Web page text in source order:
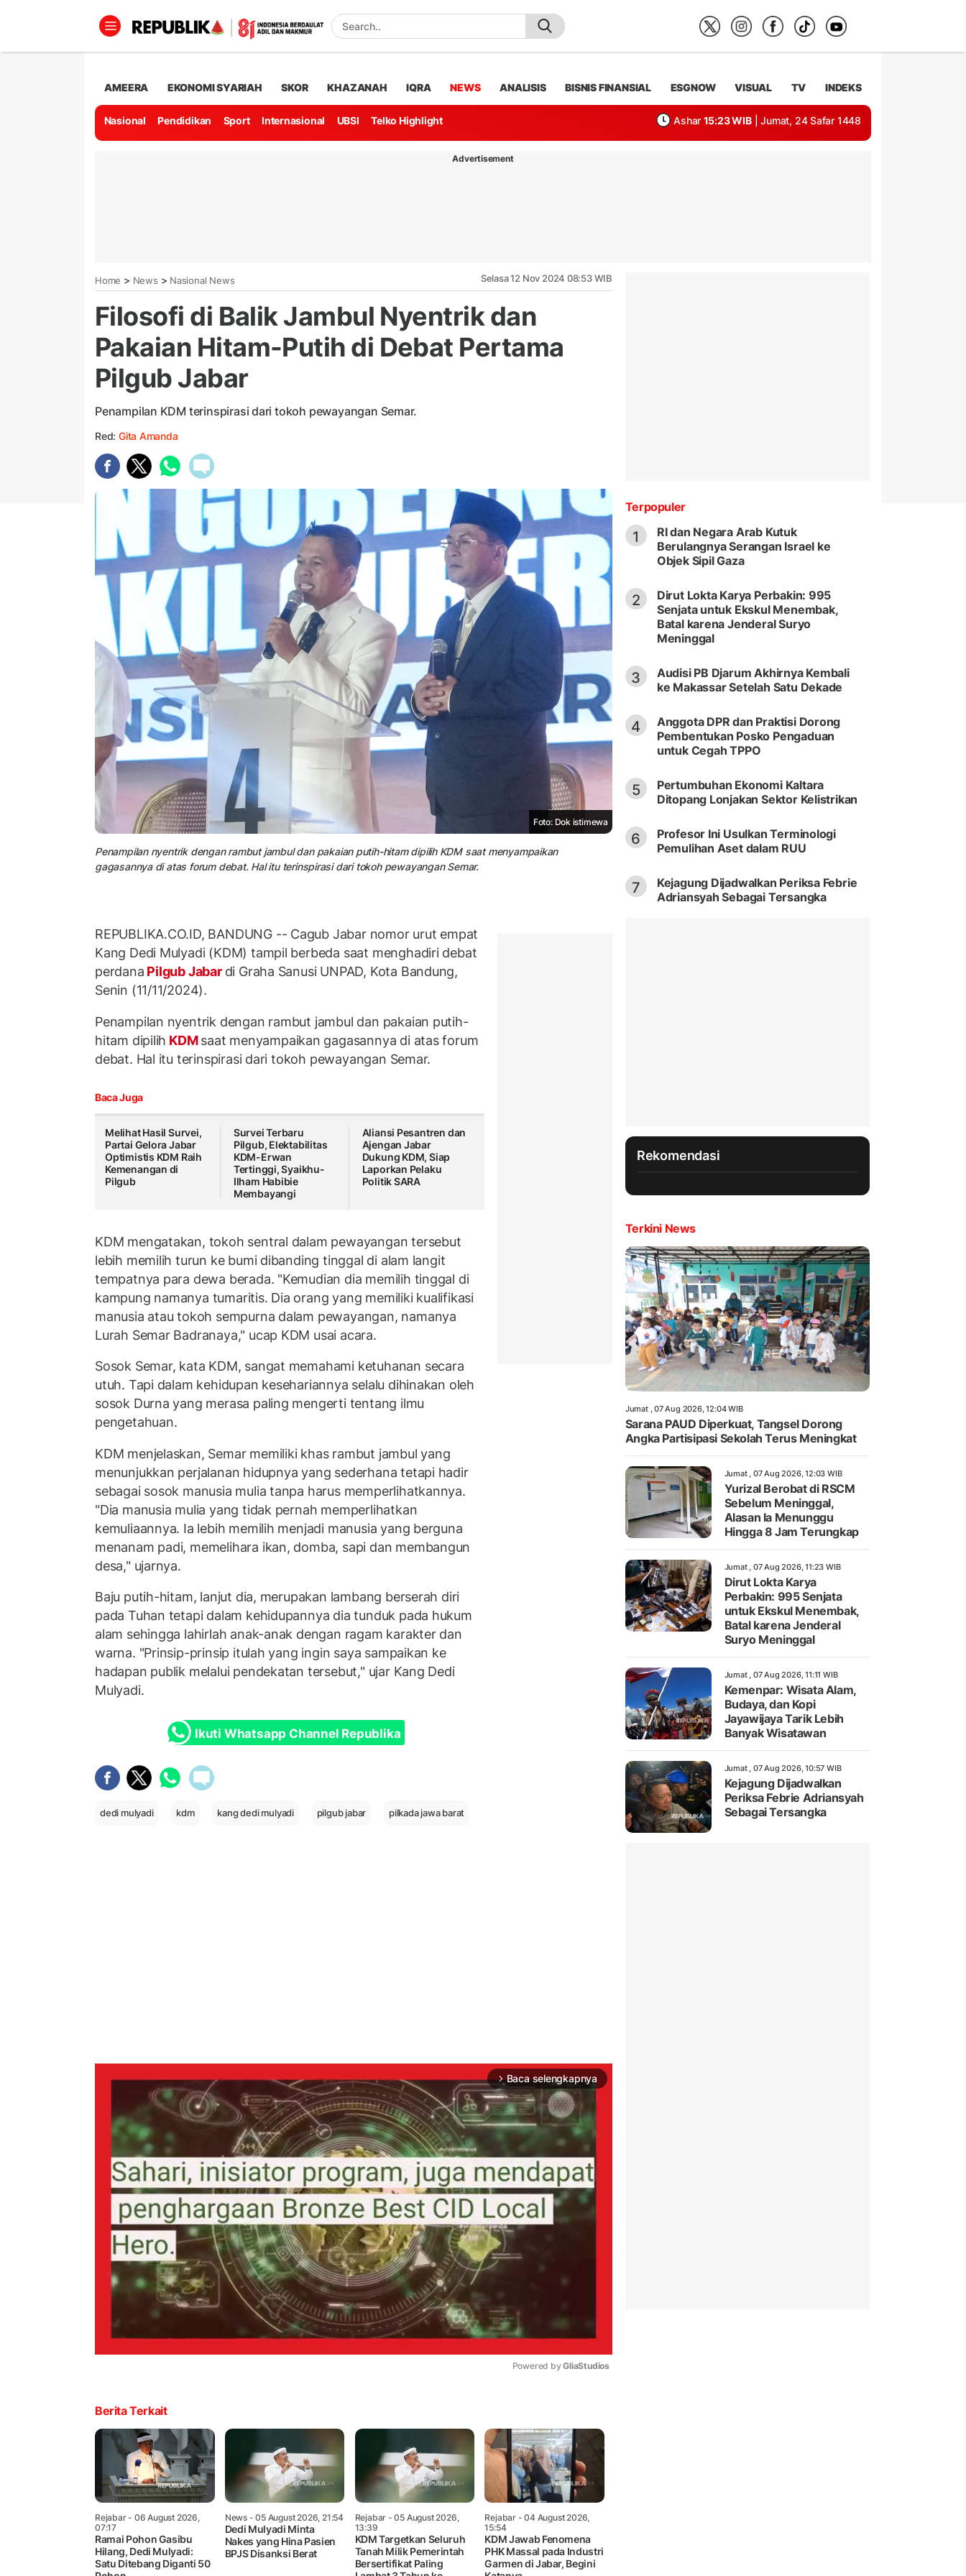
AMEERA EKONOMI SYARIAH SKOR KHAZANAH IQRA NEWS ANALISIS BISNIS FINANSIAL ESGNOW VISUAL TV INDEKS
Nasional Pendidikan Sport Internasional UBSI Telko Highlight Ashar 15:23 WIB | Jumat, 24 Safar 1448
Advertisement
Home > News > Nasional News Selasa 12 Nov 2024 08:53 WIB
Filosofi di Balik Jambul Nyentrik dan
Pakaian Hitam-Putih di Debat Pertama
Pilgub Jabar
Penampilan KDM terinspirasi dari tokoh pewayangan Semar.
Red: Gita Amanda
Foto: Dok istimewa
Penampilan nyentrik dengan rambut jambul dan pakaian putih-hitam dipilih KDM saat menyampaikan
gagasannya di atas forum debat. Hal itu terinspirasi dari tokoh pewayangan Semar.
REPUBLIKA.CO.ID, BANDUNG -- Cagub Jabar nomor urut empat
Kang Dedi Mulyadi (KDM) tampil berbeda saat menghadiri debat
perdana Pilgub Jabar di Graha Sanusi UNPAD, Kota Bandung,
Senin (11/11/2024).
Penampilan nyentrik dengan rambut jambul dan pakaian putih-
hitam dipilih KDMsaat menyampaikan gagasannya di atas forum
debat. Hal itu terinspirasi dari tokoh pewayangan Semar.
Baca Juga
Melihat Hasil Survei,
Partai Gelora Jabar
Optimistis KDM Raih
Kemenangan di
Pilgub
Survei Terbaru
Pilgub, Elektabilitas
KDM-Erwan
Tertinggi, Syaikhu-
Ilham Habibie
Membayangi
Aliansi Pesantren dan
Ajengan Jabar
Dukung KDM, Siap
Laporkan Pelaku
Politik SARA
KDM mengatakan, tokoh sentral dalam pewayangan tersebut
lebih memilih turun ke bumi dibanding tinggal di alam langit
tempatnya para dewa berada. "Kemudian dia memilih tinggal di
kampung namanya tumaritis. Dia orang yang memiliki kualifikasi
manusia atau tokoh sempurna dalam pewayangan, namanya
Lurah Semar Badranaya," ucap KDM usai acara.
Sosok Semar, kata KDM, sangat memahami ketuhanan secara
utuh. Tapi dalam kehidupan kesehariannya selalu dihinakan oleh
sosok Durna yang merasa paling mengerti tentang ilmu
pengetahuan.
KDM menjelaskan, Semar memiliki khas rambut jambul yang
menunjukkan perjalanan hidupnya yang sederhana tetapi hadir
sebagai sosok manusia mulia tanpa harus memperlihatkannya.
"Dia manusia mulia yang tidak pernah memperlihatkan
kemuliaannya. Ia lebih memilih menjadi manusia yang berguna
menanam padi, memelihara ikan, domba, sapi dan membangun
desa," ujarnya.
Baju putih-hitam, lanjut dia, merupakan lambang berserah diri
pada Tuhan tetapi dalam kehidupannya dia tunduk pada hukum
alam sehingga lahirlah anak-anak dengan ragam karakter dan
warna. "Prinsip-prinsip itulah yang ingin saya sampaikan ke
hadapan publik melalui pendekatan tersebut," ujar Kang Dedi
Mulyadi.
Ikuti Whatsapp Channel Republika
dedi mulyadi kdm kang dedi mulyadi pilgub jabar pilkada jawa barat
arrow_forward_ios Baca selengkapnya
Powered by GliaStudios
Berita Terkait
Rejabar- 06 August 2026,
07:17
Ramai Pohon Gasibu
Hilang, Dedi Mulyadi:
Satu Ditebang Diganti 50
News- 05 August 2026, 21:54
Dedi Mulyadi Minta
Nakes yang Hina Pasien
BPJS Disanksi Berat
Rejabar - 05 August 2026,
13:39
KDM Targetkan Seluruh
Tanah Milik Pemerintah
Bersertifikat Paling
Rejabar- 04 August 2026,
15:54
KDM Jawab Fenomena
PHK Massal pada Industri
Garmen di Jabar, Begini
Terpopuler
1
RI dan Negara Arab Kutuk
Berulangnya Serangan Israel ke
Objek Sipil Gaza
2
Dirut Lokta Karya Perbakin: 995
Senjata untuk Ekskul Menembak,
Batal karena Jenderal Suryo
Meninggal
3
Audisi PB Djarum Akhirnya Kembali
ke Makassar Setelah Satu Dekade
4
Anggota DPR dan Praktisi Dorong
Pembentukan Posko Pengaduan
untuk Cegah TPPO
5
Pertumbuhan Ekonomi Kaltara
Ditopang Lonjakan Sektor Kelistrikan
6
Profesor Ini Usulkan Terminologi
Pemulihan Aset dalam RUU
7
Kejagung Dijadwalkan Periksa Febrie
Adriansyah Sebagai Tersangka
Rekomendasi
Terkini News
Jumat , 07 Aug 2026, 12:04 WIB
Sarana PAUD Diperkuat, Tangsel Dorong
Angka Partisipasi Sekolah Terus Meningkat
Jumat , 07 Aug 2026, 12:03 WIB
Yurizal Berobat di RSCM
Sebelum Meninggal,
Alasan Ia Menunggu
Hingga 8 Jam Terungkap
Jumat , 07 Aug 2026, 11:23 WIB
Dirut Lokta Karya
Perbakin: 995 Senjata
untuk Ekskul Menembak,
Batal karena Jenderal
Suryo Meninggal
Jumat , 07 Aug 2026, 11:11 WIB
Kemenpar: Wisata Alam,
Budaya, dan Kopi
Jayawijaya Tarik Lebih
Banyak Wisatawan
Jumat , 07 Aug 2026, 10:57 WIB
Kejagung Dijadwalkan
Periksa Febrie Adriansyah
Sebagai Tersangka